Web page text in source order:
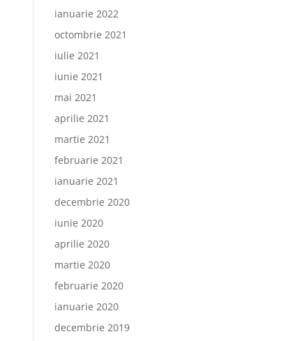
ianuarie 2022
octombrie 2021
iulie 2021
iunie 2021
mai 2021
aprilie 2021
martie 2021
februarie 2021
ianuarie 2021
decembrie 2020
iunie 2020
aprilie 2020
martie 2020
februarie 2020
ianuarie 2020
decembrie 2019